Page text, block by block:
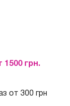
1500 грн.
от 300 грн